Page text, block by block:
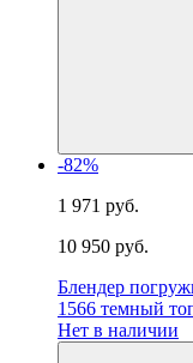
-82%
1 971 руб.
10 950 руб.
Блендер
1566 темный
Нет в наличии